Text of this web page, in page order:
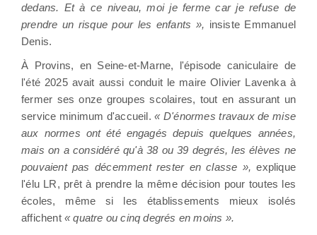
dedans. Et à ce niveau, moi je ferme car je refuse de
prendre un risque pour les enfants », insiste Emmanuel
Denis.
À Provins, en Seine-et-Marne, l'épisode caniculaire de
l'été 2025 avait aussi conduit le maire Olivier Lavenka à
fermer ses onze groupes scolaires, tout en assurant un
service minimum d'accueil.« D'énormes travaux de mise
aux normes ont été engagés depuis quelques années,
mais on a considéré qu'à 38 ou 39 degrés, les élèves ne
pouvaient pas décemment rester en classe », explique
l'élu LR, prêt à prendre la même décision pour toutes les
écoles, même si les établissements mieux isolés
affichent« quatre ou cinq degrés en moins ».